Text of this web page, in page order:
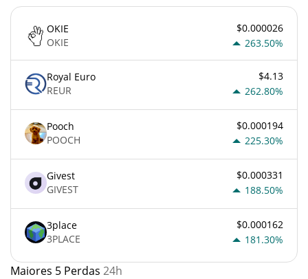
OKIE
OKIE
$0.000026
263.50%
Royal Euro
REUR
$4.13
262.80%
Pooch
POOCH
$0.000194
225.30%
Givest
GIVEST
$0.000331
188.50%
3place
3PLACE
$0.000162
181.30%
Maiores 5 Perdas 24h